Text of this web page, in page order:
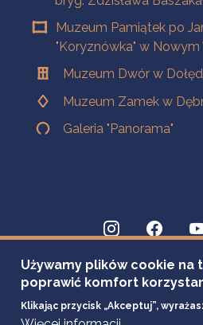
Muzeum Pamiątek po
"Koryznówka" w Nowym
Muzeum Dwór w
Muzeum Zamek w
Galeria "Panorama"
Używamy plików cookie na
poprawić komfort
Klikając przycisk „Akceptuj”,